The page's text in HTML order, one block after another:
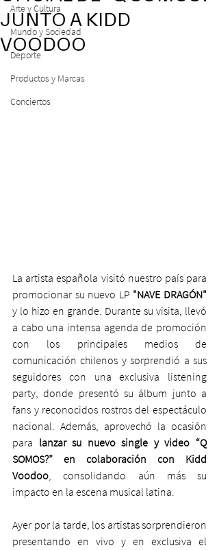
Arte y Cultura
Mundo y Sociedad
Deporte
Productos y Marcas
Conciertos
JUNTO A KIDD
VOODOO
La artista española visitó nuestro país para
promocionar su nuevo LP "NAVE DRAGÓN"
y lo hizo en grande. Durante su visita, llevó
a cabo una intensa agenda de promoción
con los principales medios de
comunicación chilenos y sorprendió a sus
seguidores con una exclusiva listening
party, donde presentó su álbum junto a
fans y reconocidos rostros del espectáculo
nacional. Además, aprovechó la ocasión
para lanzar su nuevo single y video “Q
SOMOS?” en colaboración con Kidd
Voodoo, consolidando aún más su
impacto en la escena musical latina.
Ayer por la tarde, los artistas sorprendieron
presentando en vivo y en exclusiva el